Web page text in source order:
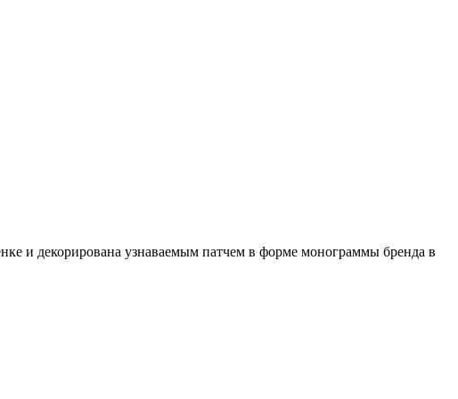
и декорирована узнаваемым патчем в форме монограммы бренда в